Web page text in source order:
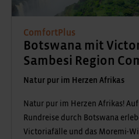
ComfortPlus
Botswana mit
Sambesi Region
Natur pur im Herzen Afrikas
Natur pur im Herzen Afrikas!
Rundreise durch Botswana
Victoriafälle und das Moremi-